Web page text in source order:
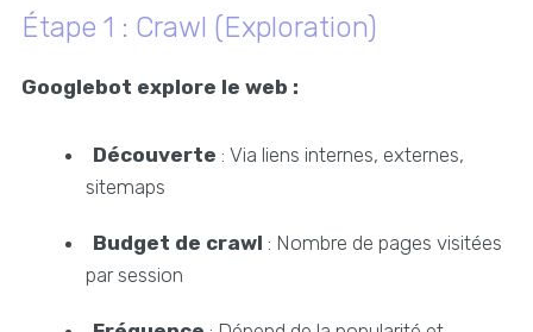
Étape 1 : Crawl (Exploration)
Googlebot explore le web :
Découverte : Via liens internes, externes,
sitemaps
Budget de crawl : Nombre de pages visitées
par session